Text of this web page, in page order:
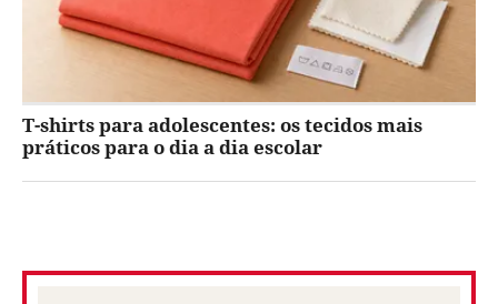
T-shirts para adolescentes: os tecidos mais
práticos para o dia a dia escolar